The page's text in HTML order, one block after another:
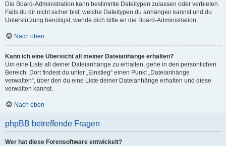
Die Board-Administration kann bestimmte Dateitypen zulassen oder verbieten.
Falls du dir nicht sicher bist, welche Dateitypen du anhängen kannst und du
Unterstützung benötigst, wende dich bitte an die Board-Administration.
Nach oben
Kann ich eine Übersicht all meiner Dateianhänge erhalten?
Um eine Liste all deiner Dateianhänge zu erhalten, gehe in den persönlichen
Bereich. Dort findest du unter „Einstieg“ einen Punkt „Dateianhänge
verwalten“, über den du eine Liste deiner Dateianhänge erhalten und diese
verwalten kannst.
Nach oben
phpBB betreffende Fragen
Wer hat diese Forensoftware entwickelt?